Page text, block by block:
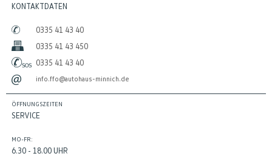
KONTAKTDATEN
0335 41 43 40
0335 41 43 450
0335 41 43 40
info.ffo@autohaus-minnich.de
ÖFFNUNGSZEITEN
SERVICE
MO-FR:
6.30 - 18.00 UHR